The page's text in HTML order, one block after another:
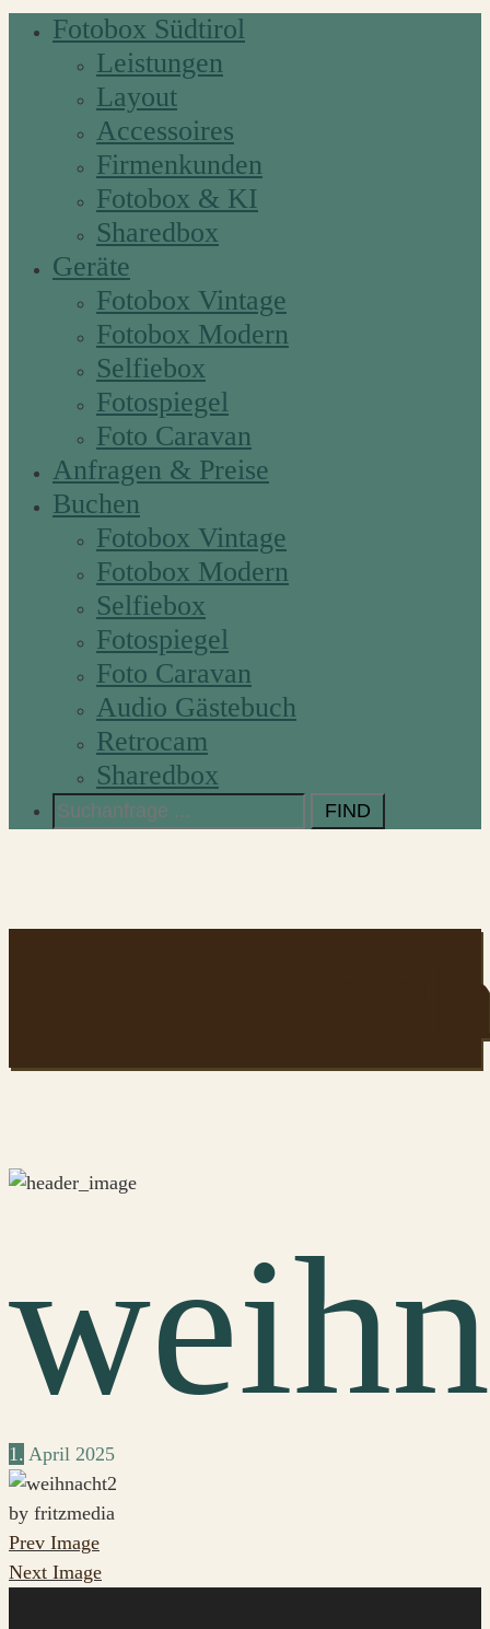
Fotobox Südtirol
Leistungen
Layout
Accessoires
Firmenkunden
Fotobox & KI
Sharedbox
Geräte
Fotobox Vintage
Fotobox Modern
Selfiebox
Fotospiegel
Foto Caravan
Anfragen & Preise
Buchen
Fotobox Vintage
Fotobox Modern
Selfiebox
Fotospiegel
Foto Caravan
Audio Gästebuch
Retrocam
Sharedbox
Search
for:
1. April 2025
by fritzmedia
Prev Image
Next Image